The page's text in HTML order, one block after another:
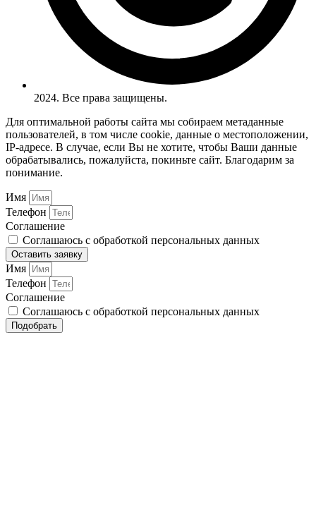
2024. Все права защищены.
Для оптимальной работы сайта мы собираем метаданные
пользователей, в том числе cookie, данные о местоположении,
IP-адресе. В случае, если Вы не хотите, чтобы Ваши данные
обрабатывались, пожалуйста, покиньте сайт. Благодарим за
понимание.
Имя
Телефон
Соглашение
Соглашаюсь с обработкой персональных данных
Оставить заявку
Имя
Телефон
Соглашение
Соглашаюсь с обработкой персональных данных
Подобрать